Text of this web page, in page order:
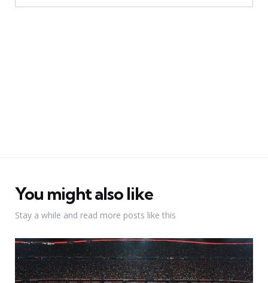
You might also like
Stay a while and read more posts like this